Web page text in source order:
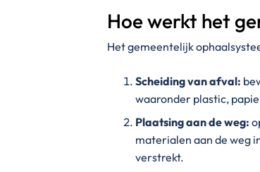
Hoe werkt het
Het gemeentelijk
Scheiding van afval:
waaronder plastic,
Plaatsing aan de weg:
materialen aan de weg
verstrekt.